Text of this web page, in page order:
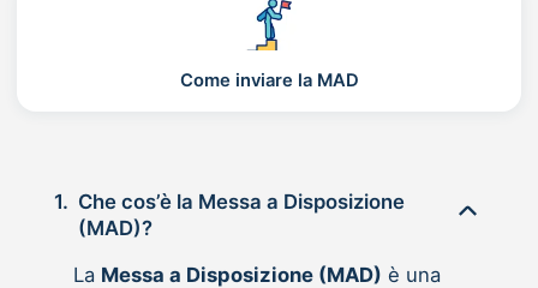
Come inviare la MAD
1. Che cos’è la Messa a Disposizione
(MAD)?
La Messa a Disposizione (MAD) è una